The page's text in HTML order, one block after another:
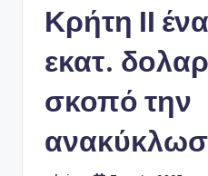
Κρήτη ΙΙ
εκατ.
σκοπό την